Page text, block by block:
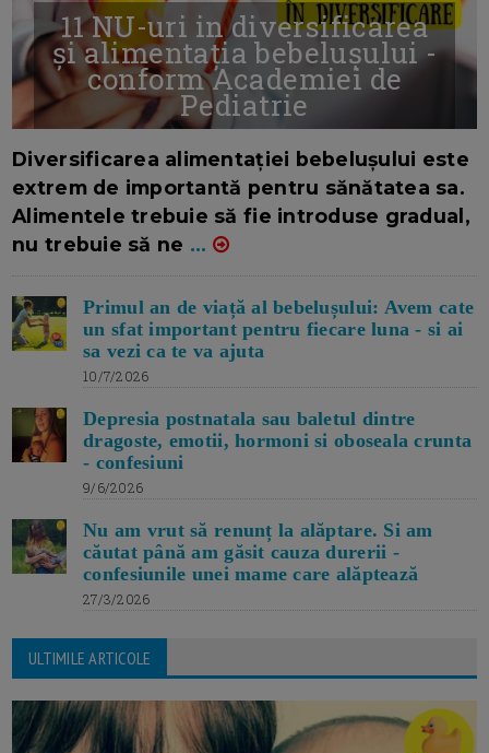
11 NU-uri in diversificarea
și alimentația bebelușului -
conform Academiei de
Pediatrie
Diversificarea alimentației bebelușului este
extrem de importantă pentru sănătatea sa.
Alimentele trebuie să fie introduse gradual,
nu trebuie să ne ...
Primul an de viață al bebelușului: Avem cate
un sfat important pentru fiecare luna - si ai
sa vezi ca te va ajuta
10/7/2026
Depresia postnatala sau baletul dintre
dragoste, emotii, hormoni si oboseala crunta
- confesiuni
9/6/2026
Nu am vrut să renunț la alăptare. Si am
căutat până am găsit cauza durerii -
confesiunile unei mame care alăptează
27/3/2026
ULTIMILE ARTICOLE